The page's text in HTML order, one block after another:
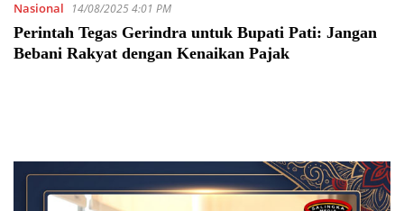
Nasional 14/08/2025 4:01 PM
Perintah Tegas Gerindra untuk Bupati Pati: Jangan
Bebani Rakyat dengan Kenaikan Pajak